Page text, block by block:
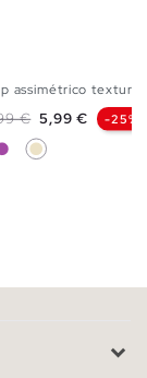
assimétrico textura
normal
€ Preço
5,99 € -25%
Areia